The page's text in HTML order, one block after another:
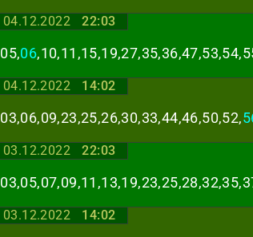
04.12.2022 22:03
05,06,10,11,15,19,27,35,36,47,
04.12.2022 14:02
03,06,09,23,25,26,30,33,44,46,50,52,
03.12.2022 22:03
03,05,07,09,11,13,19,23,25,28,
03.12.2022 14:02